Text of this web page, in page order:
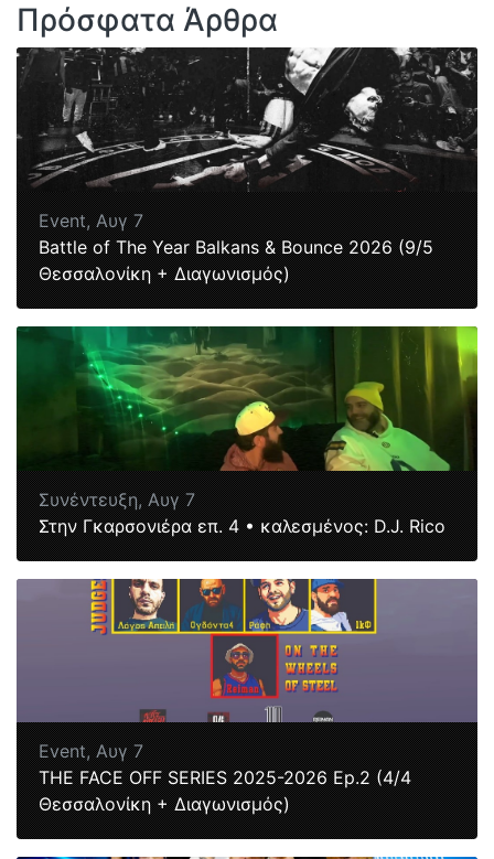
Πρόσφατα Άρθρα
Event,Αυγ 7
Battle of The Year Balkans & Bounce 2026 (9/5
Θεσσαλονίκη + Διαγωνισμός)
Συνέντευξη,Αυγ 7
Στην Γκαρσονιέρα επ. 4 • καλεσμένος: D.J. Rico
Event,Αυγ 7
ΤΗΕ FACE OFF SERIES 2025-2026 Ep.2 (4/4
Θεσσαλονίκη + Διαγωνισμός)